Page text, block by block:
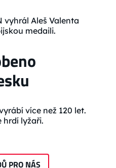
vyhrál Aleš Valenta
medaili.
více než 120 let.
hrdí lyžaři.
PRO NÁS